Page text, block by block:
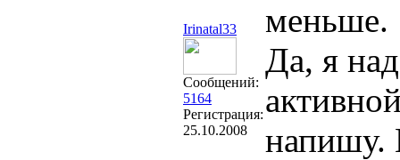
Irinatal33
Сообщений:
5164
Регистрация:
25.10.2008
меньше.
Да, я
напишу.